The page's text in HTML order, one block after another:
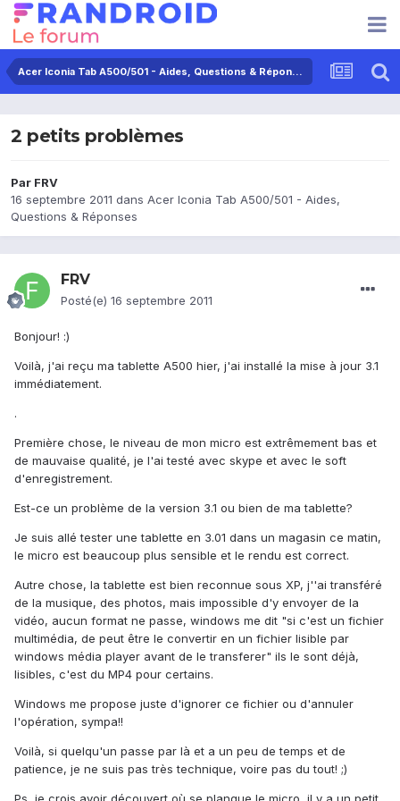
Acer Iconia Tab A500/501 - Aides, Questions & Réponses
2 petits problèmes
Par FRV
16 septembre 2011 dans Acer Iconia Tab A500/501 - Aides,
Questions & Réponses
FRV
Posté(e) 16 septembre 2011
Bonjour! :)
Voilà, j'ai reçu ma tablette A500 hier, j'ai installé la mise à jour 3.1
immédiatement.
.
Première chose, le niveau de mon micro est extrêmement bas et
de mauvaise qualité, je l'ai testé avec skype et avec le soft
d'enregistrement.
Est-ce un problème de la version 3.1 ou bien de ma tablette?
Je suis allé tester une tablette en 3.01 dans un magasin ce matin,
le micro est beaucoup plus sensible et le rendu est correct.
Autre chose, la tablette est bien reconnue sous XP, j''ai transféré
de la musique, des photos, mais impossible d'y envoyer de la
vidéo, aucun format ne passe, windows me dit "si c'est un fichier
multimédia, de peut être le convertir en un fichier lisible par
windows média player avant de le transferer" ils le sont déjà,
lisibles, c'est du MP4 pour certains.
Windows me propose juste d'ignorer ce fichier ou d'annuler
l'opération, sympa!!
Voilà, si quelqu'un passe par là et a un peu de temps et de
patience, je ne suis pas très technique, voire pas du tout! ;)